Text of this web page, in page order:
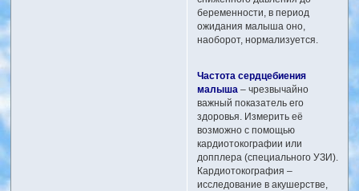
беременности, в период
ожидания малыша оно,
наоборот, нормализуется.
Частота сердцебиения
малыша– чрезвычайно
важный показатель его
здоровья. Измерить её
возможно с помощью
кардиотокографии или
допплера (специального УЗИ).
Кардиотокография –
исследование в акушерстве,